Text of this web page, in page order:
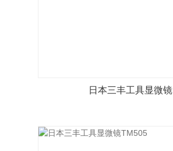
日本三丰工具显微镜